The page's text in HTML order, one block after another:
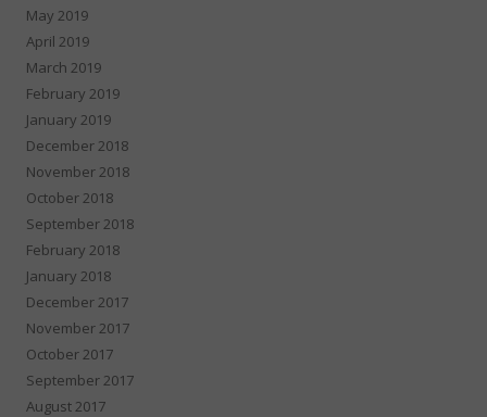
May 2019
April 2019
March 2019
February 2019
January 2019
December 2018
November 2018
October 2018
September 2018
February 2018
January 2018
December 2017
November 2017
October 2017
September 2017
August 2017